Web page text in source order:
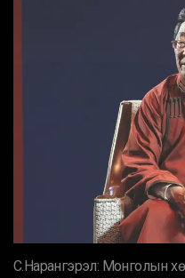
С.Нарангэрэл: Монголын